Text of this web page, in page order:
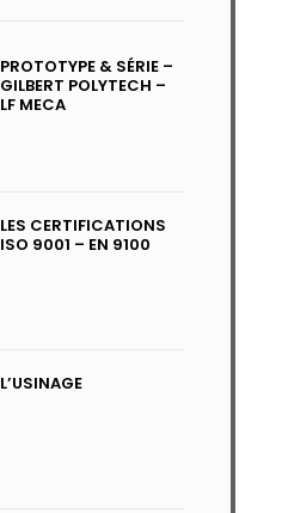
PROTOTYPE & SÉRIE –
GILBERT POLYTECH –
LF MECA
LES CERTIFICATIONS
ISO 9001 – EN 9100
L’USINAGE